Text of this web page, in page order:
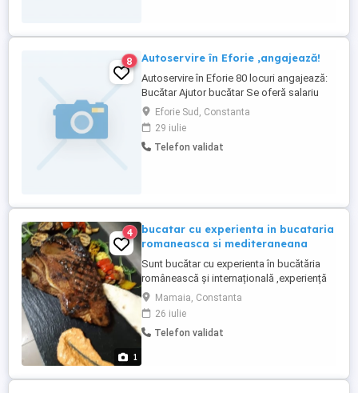
8 Autoservire în Eforie ,angajează!
Autoservire în Eforie 80 locuri angajează:
Bucătar Ajutor bucătar Se oferă salariu
atractiv și cazare!
Eforie Sud, Constanta
29 iulie
Telefon validat
1
4
bucatar cu experienta in bucataria
romaneasca si mediteraneana
Sunt bucătar cu experienta în bucătăria
românească și internațională ,experiență
în a la carte și all inclusiv ,doresc
colaborare
Mamaia, Constanta
26 iulie
Telefon validat